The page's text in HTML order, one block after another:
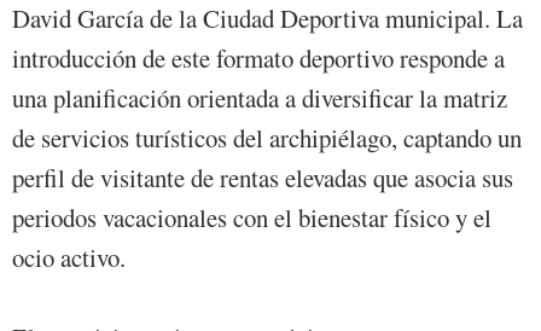
David García de la Ciudad Deportiva municipal. La
introducción de este formato deportivo responde a
una planificación orientada a diversificar la matriz
de servicios turísticos del archipiélago, captando un
perfil de visitante de rentas elevadas que asocia sus
periodos vacacionales con el bienestar físico y el
ocio activo.